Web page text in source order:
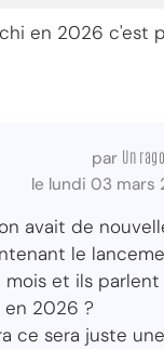
en 2026 c'est
par Un
le lundi 03 mars
avait de
le
et ils parlent
en 2026 ?
ce sera juste